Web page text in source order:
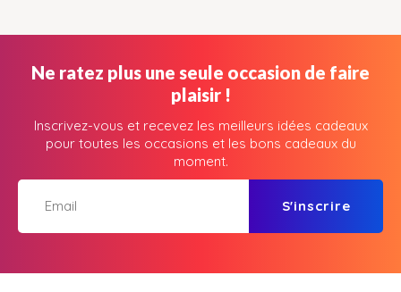
Ne ratez plus une seule occasion de faire
plaisir !
Inscrivez-vous et recevez les meilleurs idées cadeaux
pour toutes les occasions et les bons cadeaux du
moment.
S'inscrire